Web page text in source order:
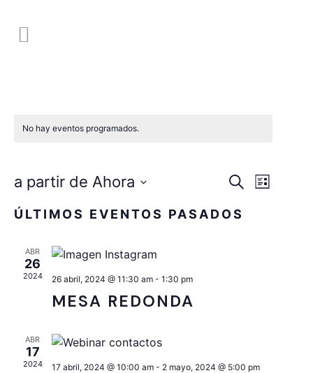
No hay eventos programados.
DE
BuscarLista
a partir de Ahora
fecha.
ÚLTIMOS EVENTOS PASADOS
ABR
26
2024 26 abril, 2024 @ 11:30 am- 1:30 pm
MESA REDONDA
ABR
17
2024 17 abril, 2024 @ 10:00 am- 2 mayo, 2024 @ 5:00 pm